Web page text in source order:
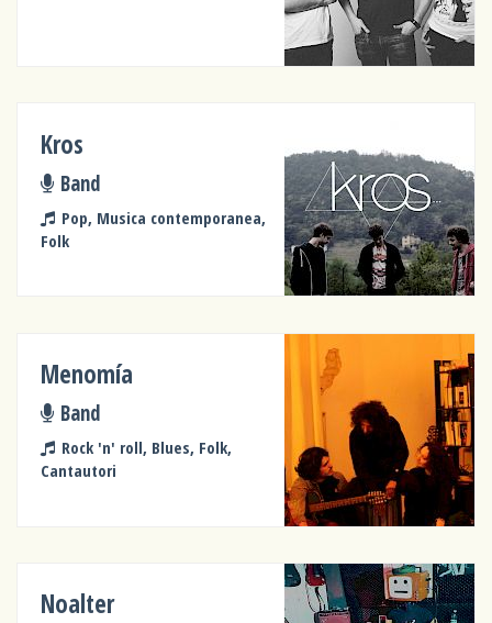
Kros
Band
Pop, Musica contemporanea,
Folk
Menomía
Band
Rock 'n' roll, Blues, Folk,
Cantautori
Noalter